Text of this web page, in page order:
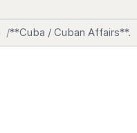
**Cuba / Cuban Affairs**.